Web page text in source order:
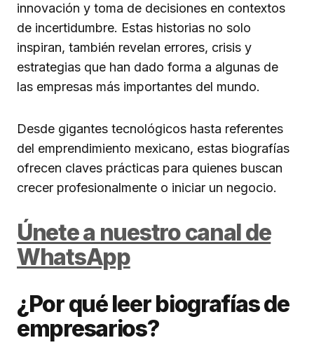
innovación y toma de decisiones en contextos
de incertidumbre. Estas historias no solo
inspiran, también revelan errores, crisis y
estrategias que han dado forma a algunas de
las empresas más importantes del mundo.
Desde gigantes tecnológicos hasta referentes
del emprendimiento mexicano, estas biografías
ofrecen claves prácticas para quienes buscan
crecer profesionalmente o iniciar un negocio.
Únete a nuestro canal de
WhatsApp
¿Por qué leer biografías de
empresarios?